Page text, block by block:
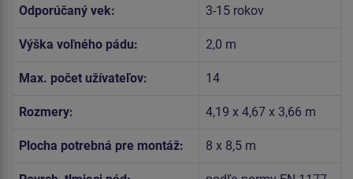
Odporúčaný vek: 3-15 rokov
Výška voľného pádu: 2,0 m
Max. počet užívateľov: 14
Rozmery: 4,19 x 4,67 x 3,66 m
Plocha potrebná pre montáž: 8 x 8,5 m